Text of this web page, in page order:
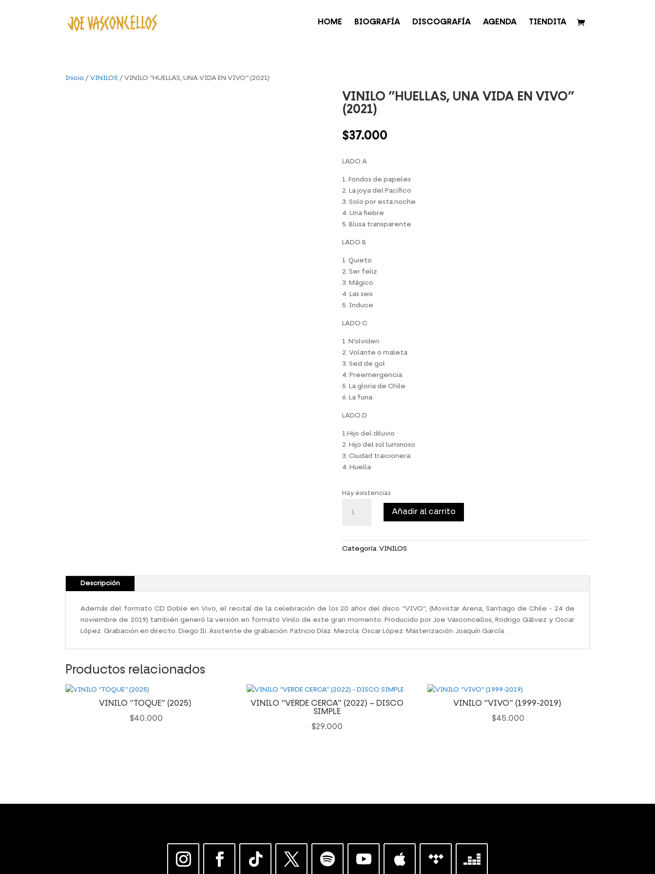
HOME BIOGRAFÍA DISCOGRAFÍA AGENDA TIENDITA
Inicio /VINILOS / VINILO ”HUELLAS, UNA VIDA EN VIVO” (2021)
VINILO ”HUELLAS, UNA VIDA EN VIVO”
(2021)
$37.000
LADO A
1. Fondos de papeles
2. La joya del Pacífico
3. Solo por esta noche
4. Una fiebre
5. Blusa transparente
LADO B
1. Quieto
2. Ser feliz
3. Mágico
4. Las seis
5. Induce
LADO C
1. N’olviden
2. Volante o maleta
3. Sed de gol
4. Preemergencia
5. La gloria de Chile
6. La funa
LADO D
1.Hijo del diluvio
2. Hijo del sol luminoso
3. Ciudad traicionera
4. Huella
Hay existencias
”HUELLAS,
EN
Añadir al carrito
Categoría: VINILOS
Descripción
Además del formato CD Doble en Vivo, el recital de la celebración de los 20 años del disco “VIVO”, (Movistar Arena, Santiago de Chile - 24 de
noviembre de 2019) también generó la versión en formato Vinilo de este gran momento. Producido por Joe Vasconcellos, Rodrigo Gálvez y Oscar
López. Grabación en directo: Diego Ili. Asistente de grabación: Patricio Díaz. Mezcla: Oscar López. Masterización: Joaquín García.
Productos relacionados
VINILO “TOQUE” (2025)
$40.000
VINILO “VERDE CERCA” (2022) – DISCO
SIMPLE
$29.000
VINILO “VIVO” (1999-2019)
$45.000